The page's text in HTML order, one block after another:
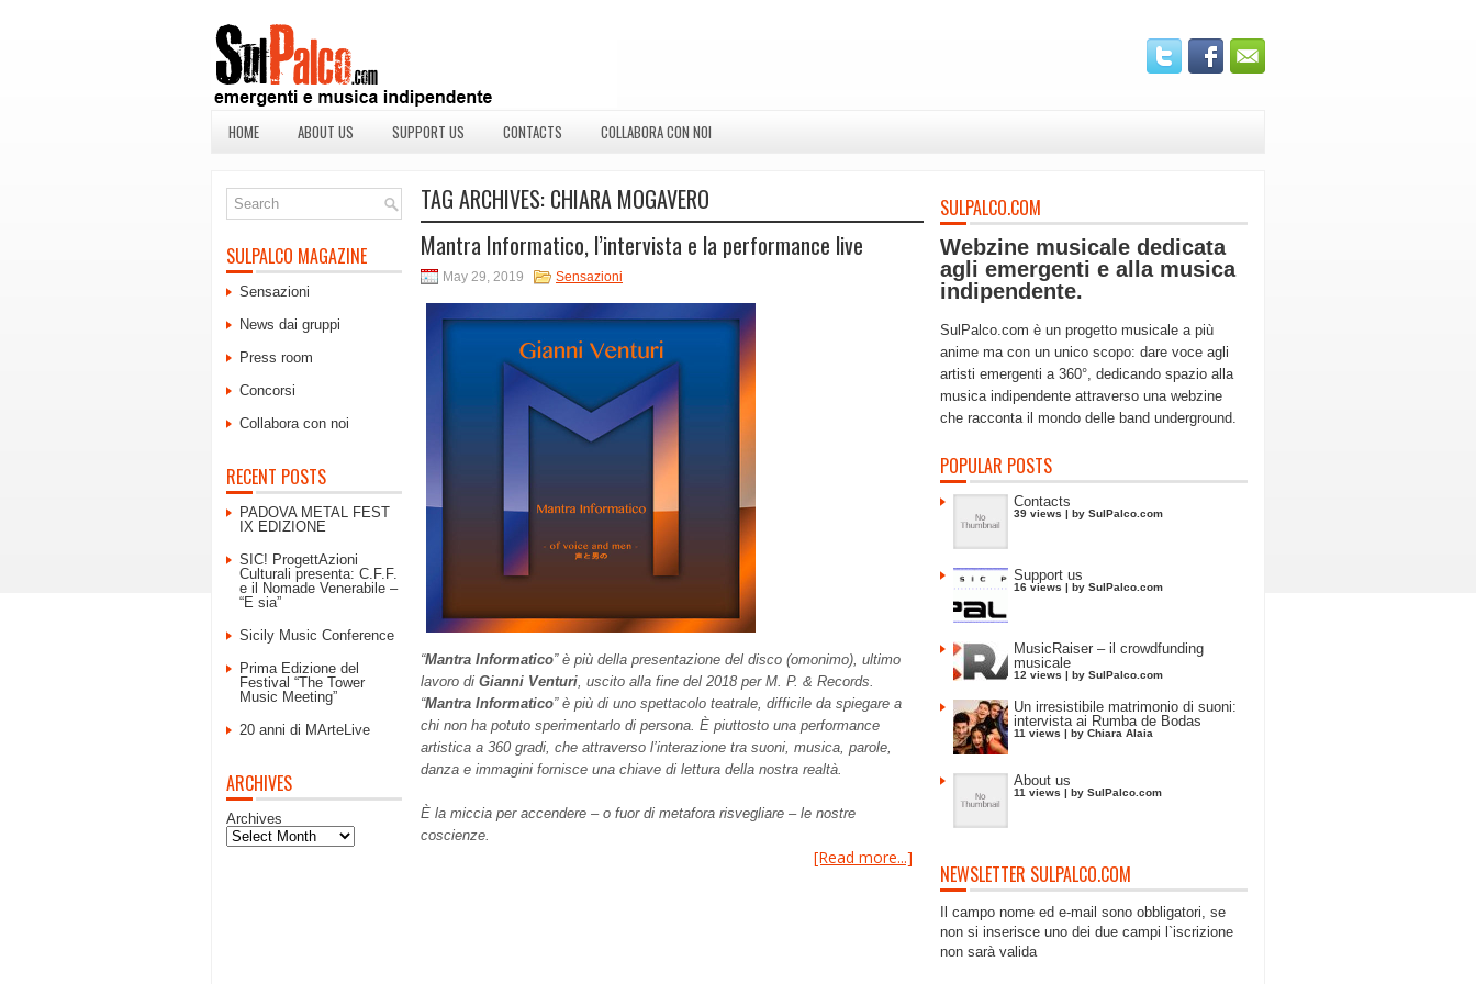
HOME ABOUT US SUPPORT US CONTACTS COLLABORA CON NOI
TAG ARCHIVES: CHIARA MOGAVERO
Mantra Informatico, l’intervista e la performance live
May 29, 2019 Sensazioni
“Mantra Informatico” è più della presentazione del disco (omonimo), ultimo
lavoro di Gianni Venturi, uscito alla fine del 2018 per M. P. & Records.
“Mantra Informatico” è più di uno spettacolo teatrale, difficile da spiegare a
chi non ha potuto sperimentarlo di persona. È piuttosto una performance
artistica a 360 gradi, che attraverso l’interazione tra suoni, musica, parole,
danza e immagini fornisce una chiave di lettura della nostra realtà.
È la miccia per accendere – o fuor di metafora risvegliare – le nostre
coscienze.
[Read more...]
SULPALCO MAGAZINE
Sensazioni
News dai gruppi
Press room
Concorsi
Collabora con noi
RECENT POSTS
PADOVA METAL FEST
IX EDIZIONE
SIC! ProgettAzioni
Culturali presenta: C.F.F.
e il Nomade Venerabile –
“E sia”
Sicily Music Conference
Prima Edizione del
Festival “The Tower
Music Meeting”
20 anni di MArteLive
ARCHIVES
Archives
SULPALCO.COM
Webzine musicale dedicata
agli emergenti e alla musica
indipendente.
SulPalco.com è un progetto musicale a più
anime ma con un unico scopo: dare voce agli
artisti emergenti a 360°, dedicando spazio alla
musica indipendente attraverso una webzine
che racconta il mondo delle band underground.
POPULAR POSTS
Contacts
39 views | by SulPalco.com
Support us
16 views | by SulPalco.com
MusicRaiser – il crowdfunding
musicale
12 views | by SulPalco.com
Un irresistibile matrimonio di suoni:
intervista ai Rumba de Bodas
11 views | by Chiara Alaia
About us
11 views | by SulPalco.com
NEWSLETTER SULPALCO.COM
Il campo nome ed e-mail sono obbligatori, se
non si inserisce uno dei due campi l`iscrizione
non sarà valida